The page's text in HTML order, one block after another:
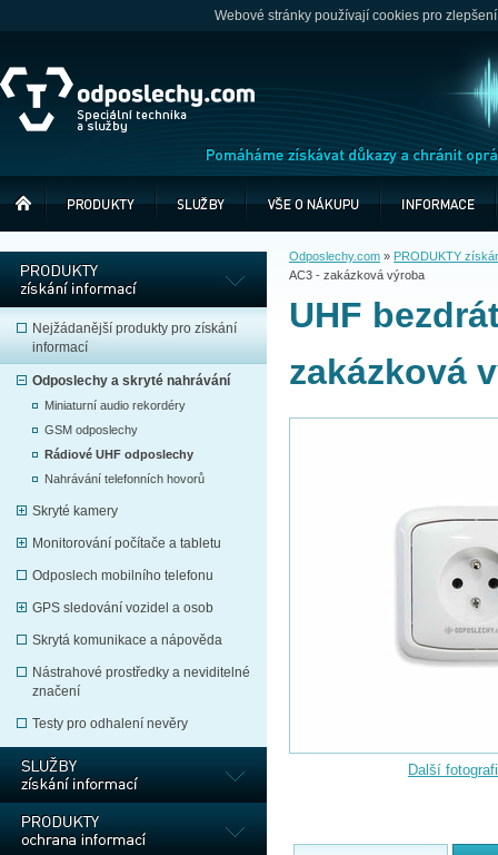
Webové stránky používají cookies pro
Nejžádanější produkty pro získání
informací
Odposlechy a skryté nahrávání
Miniaturní audio rekordéry
GSM odposlechy
Rádiové UHF odposlechy
Nahrávání telefonních hovorů
Skryté kamery
Monitorování počítače a tabletu
Odposlech mobilního telefonu
GPS sledování vozidel a osob
Skrytá komunikace a nápověda
Nástrahové prostředky a neviditelné
značení
Testy pro odhalení nevěry
Odposlechy.com » PRODUKTY
AC3 - zakázková výroba
UHF
zakázková
Další